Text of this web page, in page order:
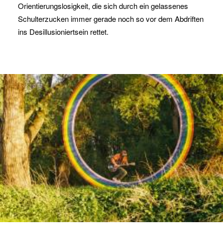
Orientierungslosigkeit, die sich durch ein gelassenes
Schulterzucken immer gerade noch so vor dem Abdriften
ins Desillusioniertsein rettet.